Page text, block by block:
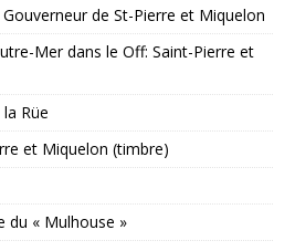
de St-Pierre et Miquelon
Mer dans le Off: Saint-Pierre et
Rüe
et Miquelon (timbre)
du « Mulhouse »